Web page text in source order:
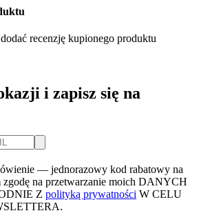
recenzję kupionego produktu
i zapisz się na
— jednorazowy kod rabatowy na
zgodę na przetwarzanie moich DANYCH
Z polityką prywatności W CELU